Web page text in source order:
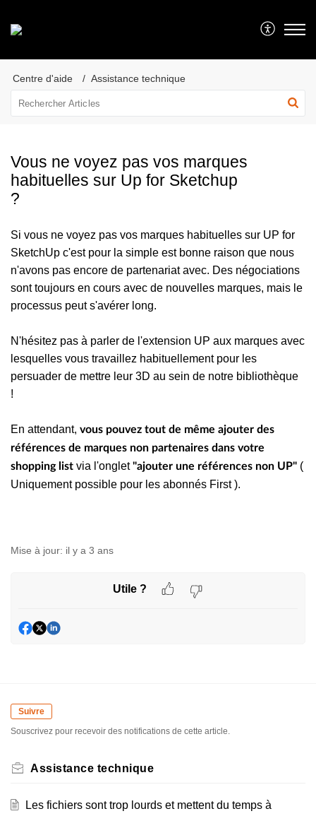
Centre d'aide Assistance technique
Vous ne voyez pas vos marques
habituelles sur Up for Sketchup
?
Si vous ne voyez pas vos marques habituelles sur UP for
SketchUp c'est pour la simple est bonne raison que nous
n'avons pas encore de partenariat avec. Des négociations
sont toujours en cours avec de nouvelles marques, mais le
processus peut s'avérer long.
N'hésitez pas à parler de l'extension UP aux marques avec
lesquelles vous travaillez habituellement pour les
persuader de mettre leur 3D au sein de notre bibliothèque
!
En attendant, vous pouvez tout de même ajouter des
références de marques non partenaires dans votre
shopping list via l'onglet"ajouter une références non UP" (
Uniquement possible pour les abonnés First ).
Mise à jour: il y a 3 ans
Utile ?
Suivre
Souscrivez pour recevoir des notifications de cette article.
Assistance technique
Les fichiers sont trop lourds et mettent du temps à